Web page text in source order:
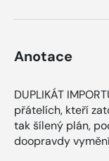
Anotace
DUPLIKÁT
přátelích, kteří
tak šílený plán,
doopravdy